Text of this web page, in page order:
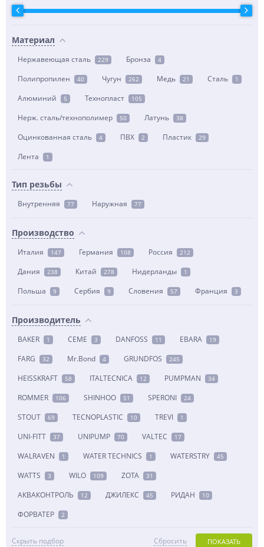
Материал
Нержавеющая сталь 229 Бронза 4
Полипропилен 40 Чугун 262 Медь 21 Сталь 1
Алюминий 5 Технопласт 105
Нерж. сталь/технополимер 50 Латунь 38
Оцинкованная сталь 4 ПВХ 2 Пластик 29
Лента 1
Тип резьбы
Внутренняя 77 Наружная 77
Производство
Италия 147 Германия 108 Россия 212
Дания 238 Китай 278 Нидерланды 1
Польша 9 Сербия 9 Словения 57 Франция 3
Производитель
BAKER 1 CEME 3 DANFOSS 11 EBARA 19
FARG 32 Mr.Bond 4 GRUNDFOS 245
HEISSKRAFT 58 ITALTECNICA 12 PUMPMAN 34
ROMMER 106 SHINHOO 51 SPERONI 24
STOUT 69 TECNOPLASTIC 10 TREVI 1
UNI-FITT 37 UNIPUMP 70 VALTEC 17
WALRAVEN 1 WATER TECHNICS 1 WATERSTRY 45
WATTS 3 WILO 109 ZOTA 31
АКВАКОНТРОЛЬ 12 ДЖИЛЕКС 45 РИДАН 10
ФОРВАТЕР 2
Скрыть подбор ПОКАЗАТЬ
Сбросить